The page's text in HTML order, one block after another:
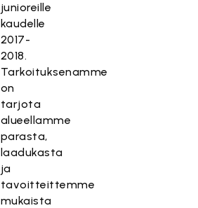
junioreille
kaudelle
2017-
2018.
Tarkoituksenamme
on
tarjota
alueellamme
parasta,
laadukasta
ja
tavoitteittemme
mukaista